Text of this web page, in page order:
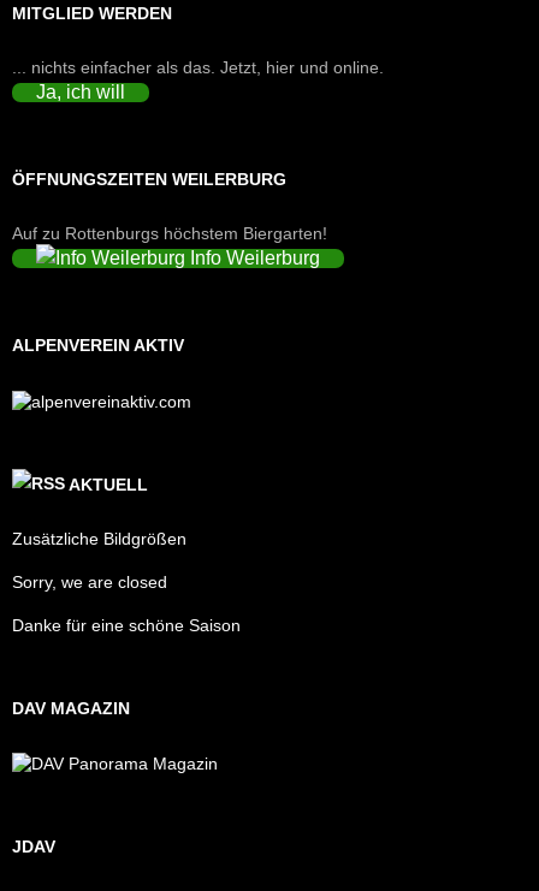
MITGLIED WERDEN
... nichts einfacher als das. Jetzt, hier und online.
Ja, ich will
ÖFFNUNGSZEITEN WEILERBURG
Auf zu Rottenburgs höchstem Biergarten!
Info Weilerburg
ALPENVEREIN AKTIV
AKTUELL
Zusätzliche Bildgrößen
Sorry, we are closed
Danke für eine schöne Saison
DAV MAGAZIN
JDAV